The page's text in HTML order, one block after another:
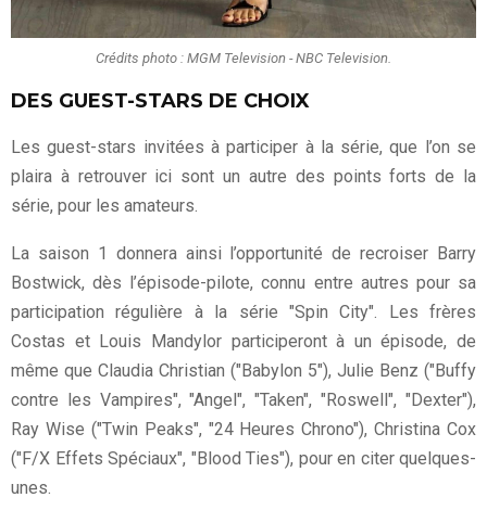
Crédits photo : MGM Television - NBC Television.
DES GUEST-STARS DE CHOIX
Les guest-stars invitées à participer à la série, que l’on se
plaira à retrouver ici sont un autre des points forts de la
série, pour les amateurs.
La saison 1 donnera ainsi l’opportunité de recroiser Barry
Bostwick, dès l’épisode-pilote, connu entre autres pour sa
participation régulière à la série "Spin City". Les frères
Costas et Louis Mandylor participeront à un épisode, de
même que Claudia Christian ("Babylon 5"), Julie Benz ("Buffy
contre les Vampires", "Angel", "Taken", "Roswell", "Dexter"),
Ray Wise ("Twin Peaks", "24 Heures Chrono"), Christina Cox
("F/X Effets Spéciaux", "Blood Ties"), pour en citer quelques-
unes.